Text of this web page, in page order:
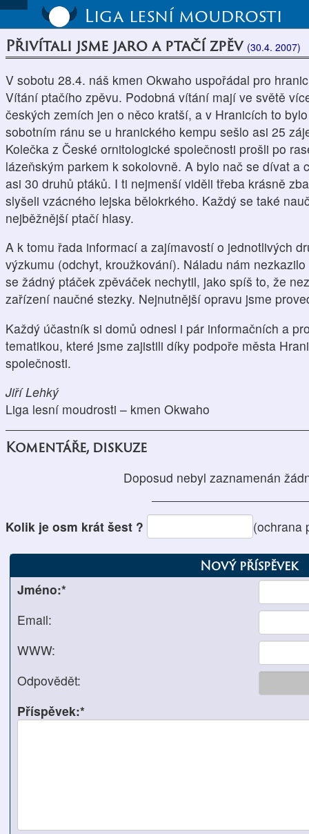
Liga lesní moudrosti
Přivítali jsme jaro a ptačí zpěv (30.4. 2007)
V sobotu 28.4. náš kmen Okwaho uspořádal pro
Vítání ptačího zpěvu. Podobná vítání mají ve světě
českých zemích jen o něco kratší, a v Hranicích to
sobotním ránu se u hranického kempu sešlo asi 25
Kolečka z České ornitologické společnosti prošli po
lázeňským parkem k sokolovně. A bylo nač se dívat a
asi 30 druhů ptáků. I ti nejmenší viděli třeba krásně
slyšeli vzácného lejska bělokrkého. Každý se také
nejběžnější ptačí hlasy.
A k tomu řada informací a zajímavostí o jednotlivých
výzkumu (odchyt, kroužkování). Náladu nám
se žádný ptáček zpěváček nechytil, jako spíš to, že
zařízení naučné stezky. Nejnutnější opravu jsme
Každý účastník si domů odnesl i pár informačních a
tematikou, které jsme zajistili díky podpoře města
společnosti.
Jiří Lehký
Liga lesní moudrosti – kmen Okwaho
Komentáře, diskuze
Doposud nebyl zaznamenán
Kolik je osm krát šest ? (ochrana
Nový příspěvek
Jméno:*
Email:
WWW:
Odpovědět:
Příspěvek:*